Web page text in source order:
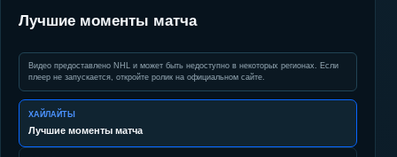
Лучшие моменты матча
Видео предоставлено NHL и может быть недоступно в некоторых регионах. Если
плеер не запускается, откройте ролик на официальном сайте.
ХАЙЛАЙТЫ
Лучшие моменты матча